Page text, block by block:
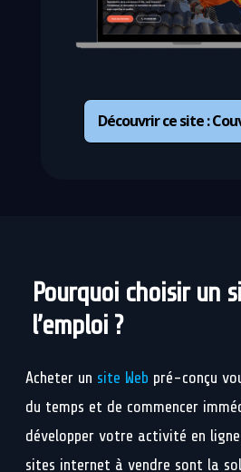
Découvrir ce site :
Pourquoi choisir un
l’emploi ?
Acheter un site Web pré-conçu
du temps et de commencer
développer votre activité en
sites internet à vendre sont la